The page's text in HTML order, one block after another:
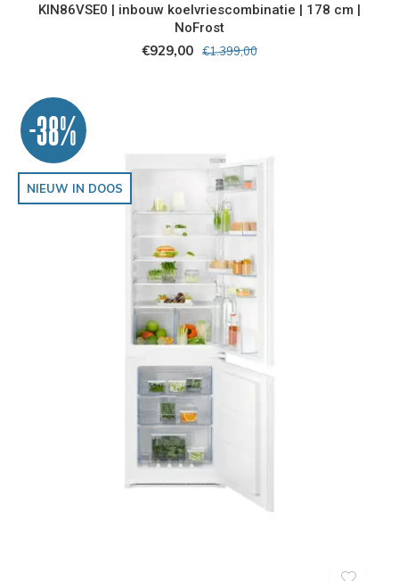
KIN86VSE0 | inbouw koelvriescombinatie | 178 cm |
NoFrost
€929,00 €1.399,00
-38%
NIEUW IN DOOS